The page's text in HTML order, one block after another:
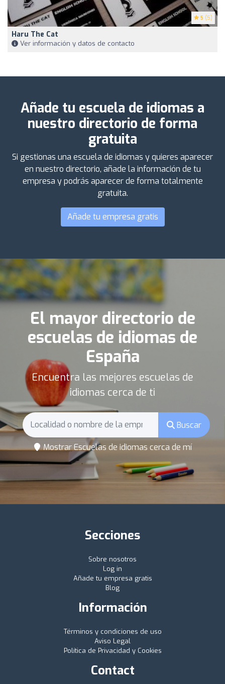
5 (5)
Haru The Cat
Ver información y datos de contacto
Añade tu escuela de idiomas a
nuestro directorio de forma
gratuita
Si gestionas una escuela de idiomas y quieres aparecer
en nuestro directorio, añade la información de tu
empresa y podrás aparecer de forma totalmente
gratuita.
Añade tu empresa gratis
El mayor directorio de
escuelas de idiomas de
España
Encuentra las mejores escuelas de
idiomas cerca de ti
Buscar
Mostrar Escuelas de idiomas cerca de mí
Secciones
Sobre nosotros
Log in
Añade tu empresa gratis
Blog
Información
Términos y condiciones de uso
Aviso Legal
Política de Privacidad y Cookies
Contact